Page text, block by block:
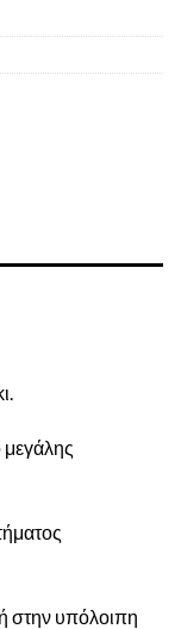
μεγάλης
στην υπόλοιπη